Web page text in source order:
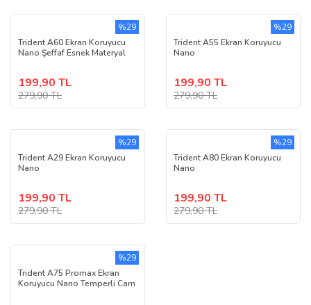
Trident A60 Ekran Koruyucu
Nano Şeffaf Esnek Materyal
199,90 TL
279,90 TL
%29
Trident A55 Ekran Koruyucu
Nano
199,90 TL
279,90 TL
%29
Trident A29 Ekran Koruyucu
Nano
199,90 TL
279,90 TL
%29
Trident A80 Ekran Koruyucu
Nano
199,90 TL
279,90 TL
%29
Trident A75 Promax Ekran
Koruyucu Nano Temperli Cam
%29